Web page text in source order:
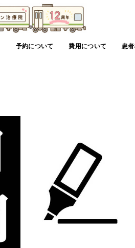
予約について 費用について 患